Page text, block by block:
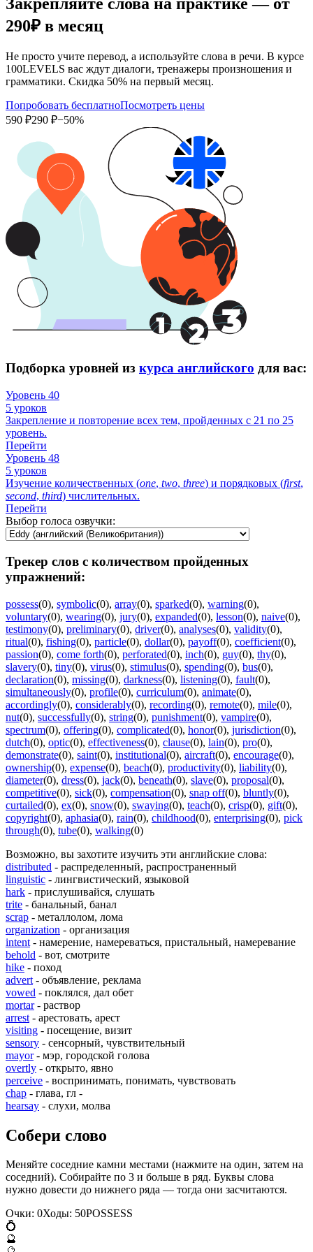
290₽ в месяц
Не просто учите перевод, а используйте слова в речи. В курсе
100LEVELS вас ждут диалоги, тренажеры произношения и
грамматики. Скидка 50% на первый месяц.
Попробовать бесплатноПосмотреть цены
590 ₽290 ₽−50%
Подборка уровней из курса английского для вас:
Уровень 40
5 уроков
Закрепление и повторение всех тем, пройденных с 21 по 25
уровень.
Перейти
Уровень 48
5 уроков
Изучение количественных (one, two, three) и порядковых (first,
second, third) числительных.
Перейти
Выбор голоса озвучки:
Трекер слов с количеством пройденных
упражнений:
possess(0), symbolic(0), array(0), sparked(0), warning(0),
voluntary(0), wearing(0), jury(0), expanded(0), lesson(0), naive(0),
testimony(0), preliminary(0), driver(0), analyses(0), validity(0),
ritual(0), fishing(0), particle(0), dollar(0), payoff(0), coefficient(0),
passion(0), come forth(0), perforated(0), inch(0), guy(0), thy(0),
slavery(0), tiny(0), virus(0), stimulus(0), spending(0), bus(0),
declaration(0), missing(0), darkness(0), listening(0), fault(0),
simultaneously(0), profile(0), curriculum(0), animate(0),
accordingly(0), considerably(0), recording(0), remote(0), mile(0),
nut(0), successfully(0), string(0), punishment(0), vampire(0),
spectrum(0), offering(0), complicated(0), honor(0), jurisdiction(0),
dutch(0), optic(0), effectiveness(0), clause(0), lain(0), pro(0),
demonstrate(0), saint(0), institutional(0), aircraft(0), encourage(0),
ownership(0), expense(0), beach(0), productivity(0), liability(0),
diameter(0), dress(0), jack(0), beneath(0), slave(0), proposal(0),
competitive(0), sick(0), compensation(0), snap off(0), bluntly(0),
curtailed(0), ex(0), snow(0), swaying(0), teach(0), crisp(0), gift(0),
copyright(0), aphasia(0), rain(0), childhood(0), enterprising(0), pick
through(0), tube(0), walking(0)
Возможно, вы захотите изучить эти английские слова:
distributed - распределенный, распространенный
linguistic - лингвистический, языковой
hark - прислушивайся, слушать
trite - банальный, банал
scrap - металлолом, лома
organization - организация
intent - намерение, намереваться, пристальный, намеревание
behold - вот, смотрите
hike - поход
advert - объявление, реклама
vowed - поклялся, дал обет
mortar- раствор
arrest - арестовать, арест
visiting - посещение, визит
sensory - сенсорный, чувствительный
mayor- мэр, городской голова
overtly - открыто, явно
perceive - воспринимать, понимать, чувствовать
chap - глава, гл -
hearsay - слухи, молва
Собери слово
Меняйте соседние камни местами (нажмите на один, затем на
соседний). Собирайте по 3 и больше в ряд. Буквы слова
нужно довести до нижнего ряда — тогда они засчитаются.
Очки: 0Ходы: 50POSSESS
💍
🔮